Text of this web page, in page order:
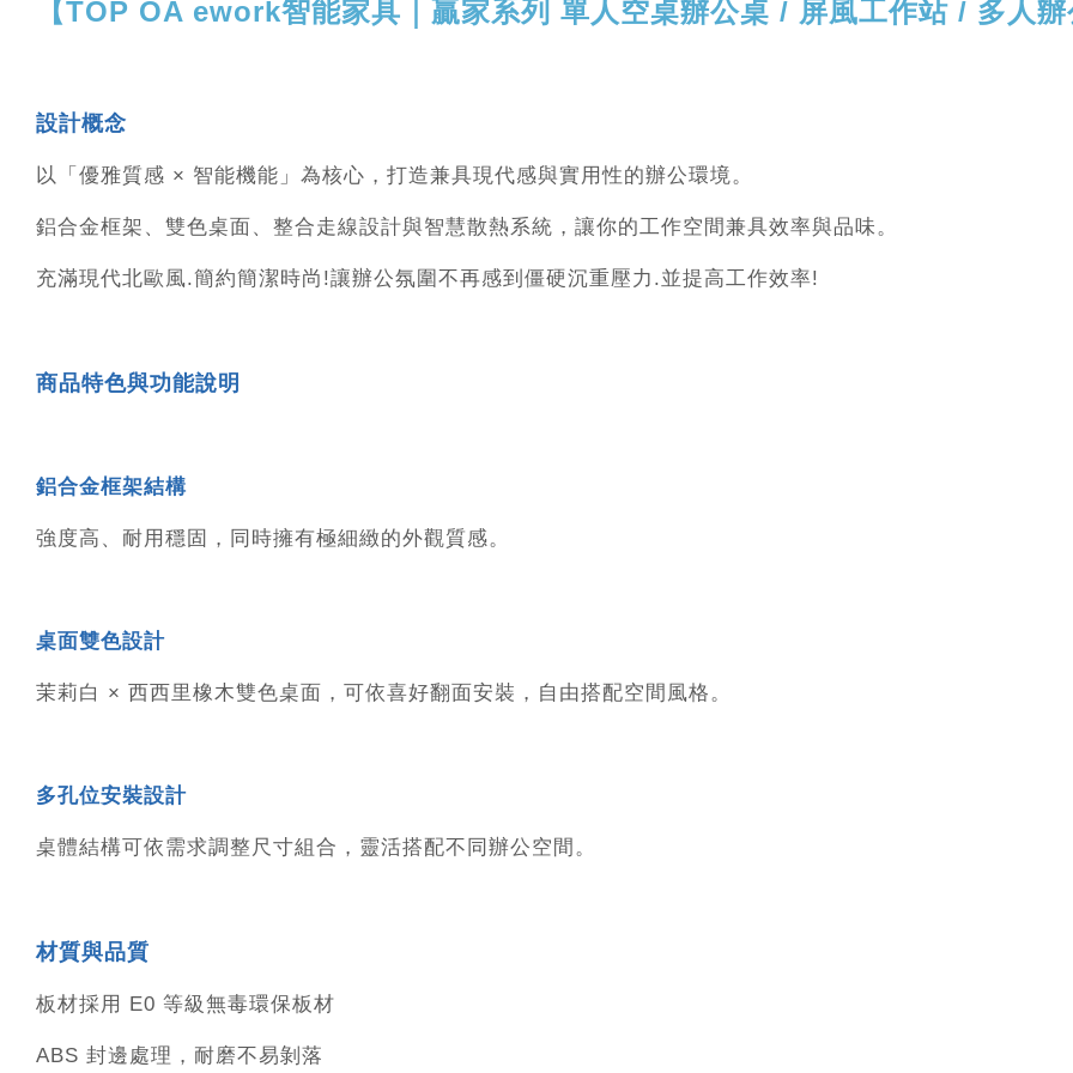
【TOP OA ework智能家具｜贏家系列 單人空桌辦公桌 / 屏風工作站 / 多人辦
設計概念
以「優雅質感 × 智能機能」為核心，打造兼具現代感與實用性的辦公環境。
鋁合金框架、雙色桌面、整合走線設計與智慧散熱系統，讓你的工作空間兼具效率與品味。
充滿現代北歐風.簡約簡潔時尚!讓辦公氛圍不再感到僵硬沉重壓力.並提高工作效率!
商品特色與功能說明
鋁合金框架結構
強度高、耐用穩固，同時擁有極細緻的外觀質感。
桌面雙色設計
茉莉白 × 西西里橡木雙色桌面，可依喜好翻面安裝，自由搭配空間風格。
多孔位安裝設計
桌體結構可依需求調整尺寸組合，靈活搭配不同辦公空間。
材質與品質
板材採用 E0 等級無毒環保板材
ABS 封邊處理，耐磨不易剝落